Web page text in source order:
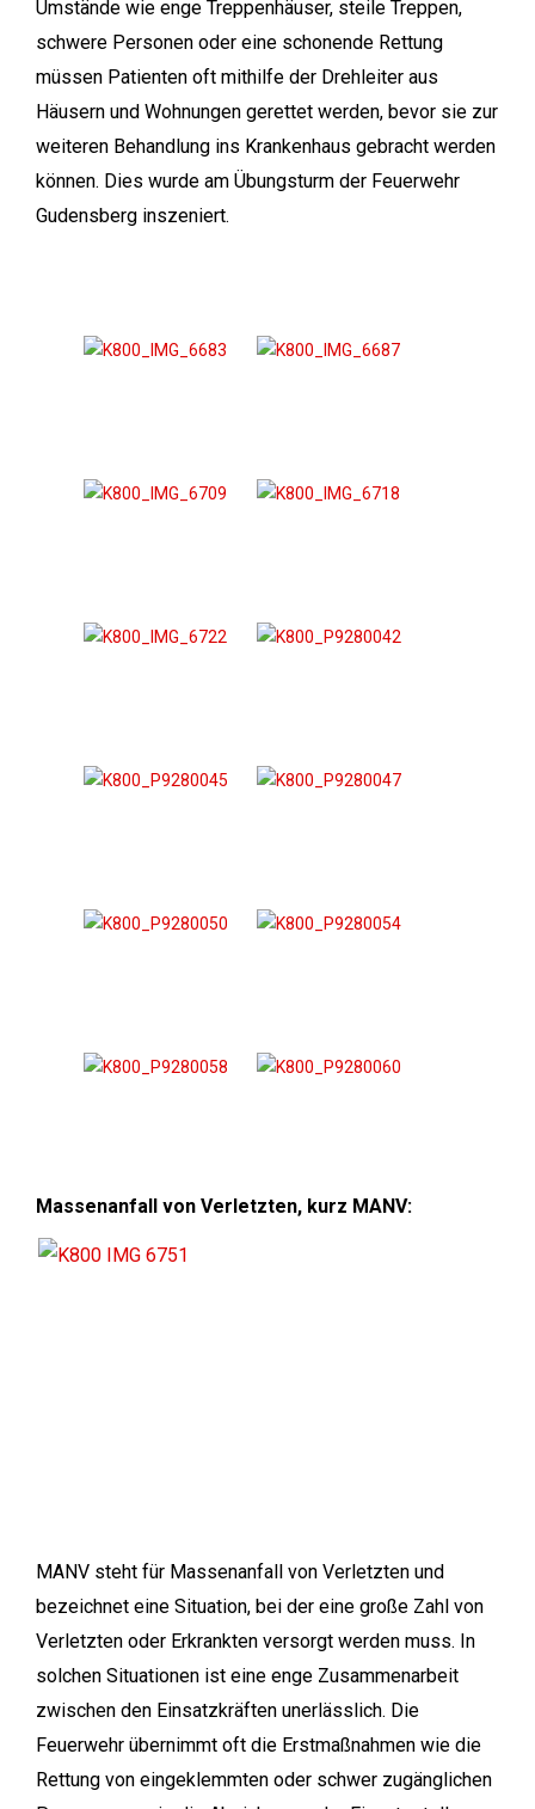
Umstände wie enge Treppenhäuser, steile Treppen,
schwere Personen oder eine schonende Rettung
müssen Patienten oft mithilfe der Drehleiter aus
Häusern und Wohnungen gerettet werden, bevor sie zur
weiteren Behandlung ins Krankenhaus gebracht werden
können. Dies wurde am Übungsturm der Feuerwehr
Gudensberg inszeniert.
Massenanfall von Verletzten, kurz MANV:
MANV steht für Massenanfall von Verletzten und
bezeichnet eine Situation, bei der eine große Zahl von
Verletzten oder Erkrankten versorgt werden muss. In
solchen Situationen ist eine enge Zusammenarbeit
zwischen den Einsatzkräften unerlässlich. Die
Feuerwehr übernimmt oft die Erstmaßnahmen wie die
Rettung von eingeklemmten oder schwer zugänglichen